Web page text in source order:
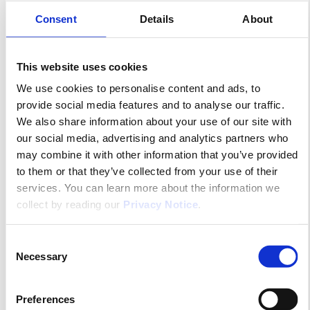
Consent Details About
This website uses cookies
We use cookies to personalise content and ads, to
provide social media features and to analyse our traffic.
We also share information about your use of our site with
our social media, advertising and analytics partners who
may combine it with other information that you’ve provided
to them or that they’ve collected from your use of their
services. You can learn more about the information we
collect by reading our Privacy Notice.
Selection
Necessary
Preferences
Transport von Gesundheitsprodukten (mit Movianto
für die Logistik, Eurotranspharma für den
und Transpharma International für den Transport auf
der ersten Meile) sowie Express-Transporte (mit
Ciblex, DPXS, Eco course Optic und Relais Colis).
Zur Unterstützung dieser Aktivitäten entwickelt die
Tochtergesellschaft Pharma Pilot IT-Lösungen, die
auf die spezifischen Bedürfnisse der Kunden der
Gruppe zugeschnitten sind.
Die Walden-Gruppe ist in 16 Ländern vertreten
(Frankreich, Spanien, Deutschland, Niederlande,
Belgien, Dänemark, Großbritannien, Irland, Italien,
Schweiz, Marokko, Polen, Tschechische Republik,
Slowakei, Rumänien und Indien), beschäftigt mehr als
6 800 Mitarbeiter an 250 Standorten und verfügt
Jahr 2024 erwirtschaftete die Gruppe einen Umsatz
von 2,6 Milliarden Euro.
www.walden-group.com